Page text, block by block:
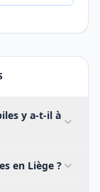
y a-t-il à
en Liège ?